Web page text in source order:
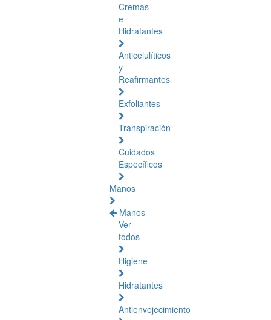
Cremas
e
Hidratantes
Anticelulíticos
y
Reafirmantes
Exfoliantes
Transpiración
Cuidados
Específicos
Manos
Manos
Ver
todos
Higiene
Hidratantes
Antienvejecimiento